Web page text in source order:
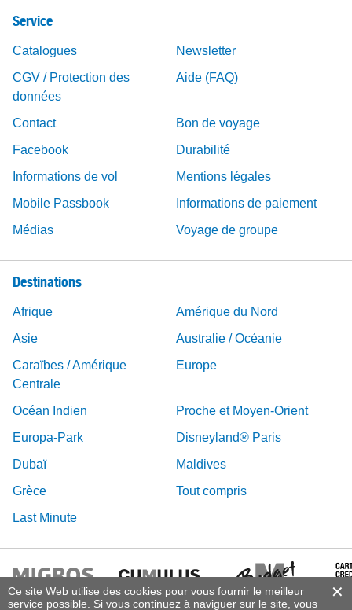
Ce site Web utilise des cookies pour vous fournir le meilleur
service possible. Si vous continuez à naviguer sur le site, vous
Service
Catalogues
Newsletter
CGV / Protection des
données
Aide (FAQ)
Contact
Bon de voyage
Facebook
Durabilité
Informations de vol
Mentions légales
Mobile Passbook
Informations de paiement
Médias
Voyage de groupe
Destinations
Afrique
Amérique du Nord
Asie
Australie / Océanie
Caraïbes / Amérique
Centrale
Europe
Océan Indien
Proche et Moyen-Orient
Europa-Park
Disneyland® Paris
Dubaï
Maldives
Grèce
Tout compris
Last Minute